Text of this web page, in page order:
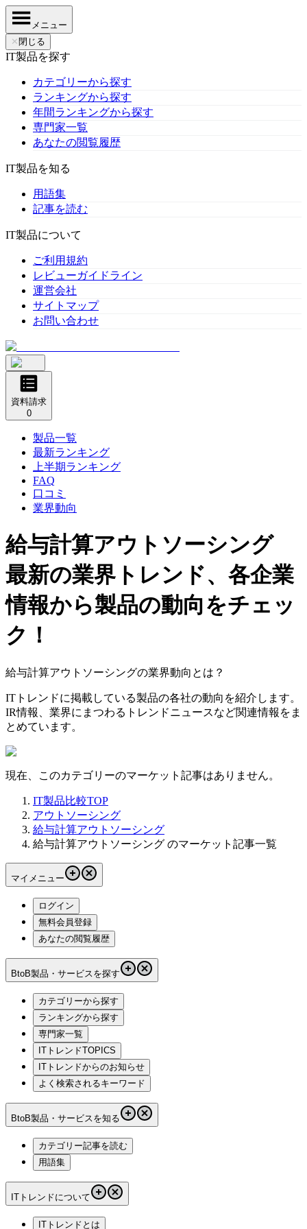
メニュー
✕ 閉じる
IT製品を探す
カテゴリーから探す
ランキングから探す
年間ランキングから探す
専門家一覧
あなたの閲覧履歴
IT製品を知る
用語集
記事を読む
IT製品について
ご利用規約
レビューガイドライン
運営会社
サイトマップ
お問い合わせ
資料請求
0
製品一覧
最新ランキング
上半期ランキング
FAQ
口コミ
業界動向
給与計算アウトソーシング
最新の業界トレンド、各企業
情報から製品の動向をチェッ
ク！
給与計算アウトソーシングの業界動向とは？
ITトレンドに掲載している製品の各社の動向を紹介します。
IR情報、業界にまつわるトレンドニュースなど関連情報をま
とめています。
現在、このカテゴリーのマーケット記事はありません。
IT製品比較TOP
アウトソーシング
給与計算アウトソーシング
給与計算アウトソーシング のマーケット記事一覧
マイメニュー
ログイン
無料会員登録
あなたの閲覧履歴
BtoB製品・サービスを探す
カテゴリーから探す
ランキングから探す
専門家一覧
ITトレンドTOPICS
ITトレンドからのお知らせ
よく検索されるキーワード
BtoB製品・サービスを知る
カテゴリー記事を読む
用語集
ITトレンドについて
ITトレンドとは